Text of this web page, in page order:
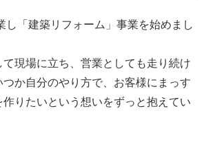
し「建築リフォーム」事業を始めまし
現場に立ち、営業としても走り続け
か自分のやり方で、お客様にまっす
作りたいという想いをずっと抱えてい